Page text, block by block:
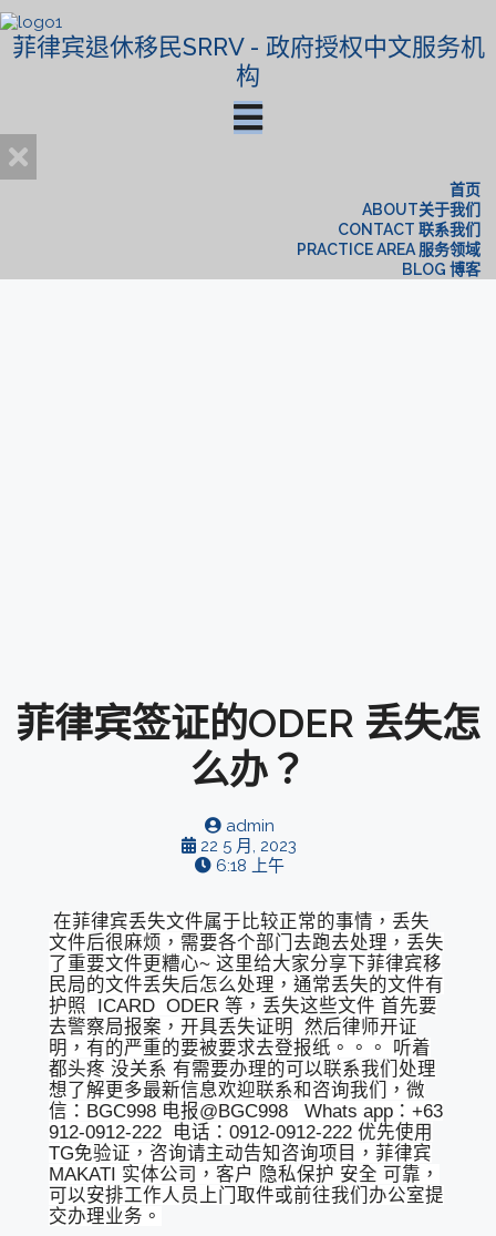
菲律宾退休移民SRRV - 政府授权中文服务机
构
首页
ABOUT关于我们
CONTACT 联系我们
PRACTICE AREA 服务领域
BLOG 博客
菲律宾签证的ODER 丢失怎
么办？
admin
22 5 月, 2023
6:18 上午
在菲律宾丢失文件属于比较正常的事情，丢失
文件后很麻烦，需要各个部门去跑去处理，丢失
了重要文件更糟心~ 这里给大家分享下菲律宾移
民局的文件丢失后怎么处理，通常丢失的文件有
护照 ICARD ODER 等，丢失这些文件 首先要
去警察局报案，开具丢失证明 然后律师开证
明，有的严重的要被要求去登报纸。。。 听着
都头疼 没关系 有需要办理的可以联系我们处理
想了解更多最新信息欢迎联系和咨询我们，微
信：BGC998 电报@BGC998 Whats app：+63
912-0912-222 电话：0912-0912-222 优先使用
TG免验证，咨询请主动告知咨询项目，菲律宾
MAKATI 实体公司，客户 隐私保护 安全 可靠，
可以安排工作人员上门取件或前往我们办公室提
交办理业务。